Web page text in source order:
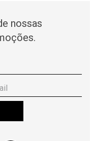
nossas